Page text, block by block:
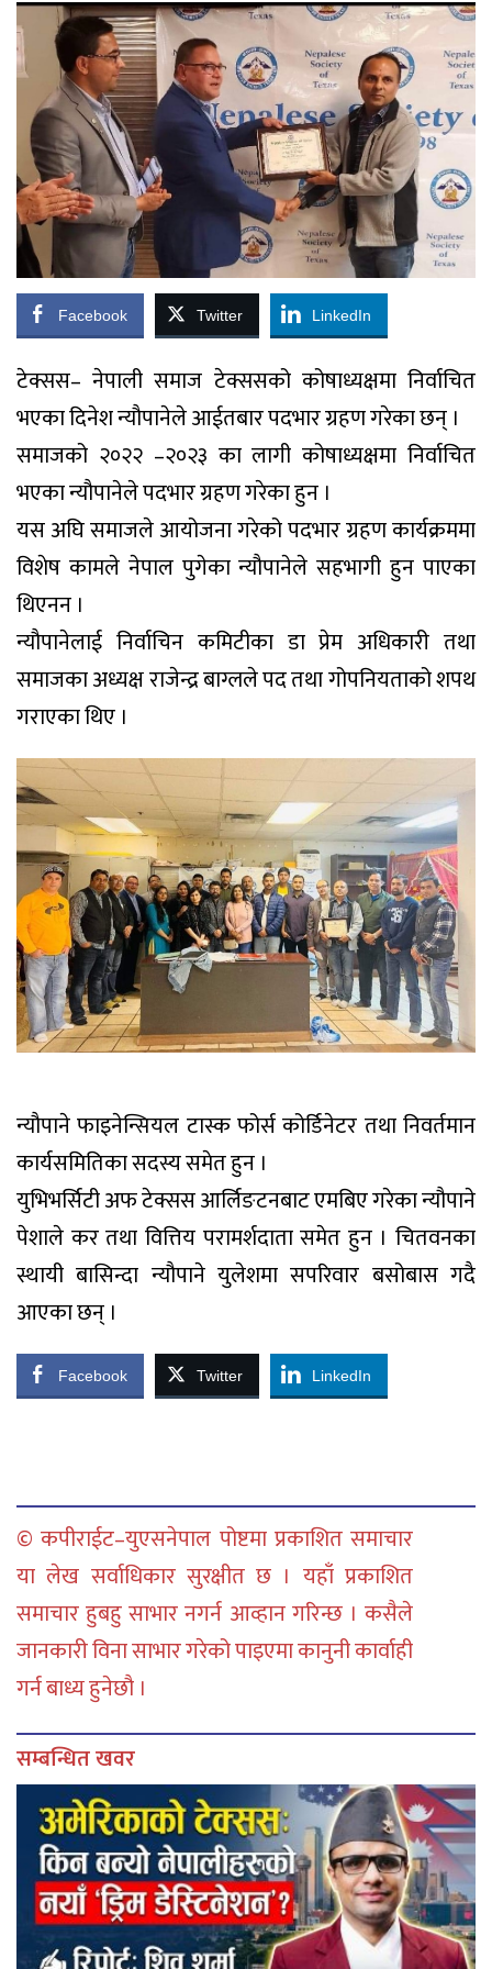
Facebook Twitter LinkedIn
टेक्सस– नेपाली समाज टेक्ससको कोषाध्यक्षमा निर्वाचित
भएका दिनेश न्यौपानेले आईतबार पदभार ग्रहण गरेका छन् ।
समाजको २०२२ –२०२३ का लागी कोषाध्यक्षमा निर्वाचित
भएका न्यौपानेले पदभार ग्रहण गरेका हुन ।
यस अघि समाजले आयोजना गरेको पदभार ग्रहण कार्यक्रममा
विशेष कामले नेपाल पुगेका न्यौपानेले सहभागी हुन पाएका
थिएनन ।
न्यौपानेलाई निर्वाचिन कमिटीका डा प्रेम अधिकारी तथा
समाजका अध्यक्ष राजेन्द्र बाग्लले पद तथा गोपनियताको शपथ
गराएका थिए ।
न्यौपाने फाइनेन्सियल टास्क फोर्स कोर्डिनेटर तथा निवर्तमान
कार्यसमितिका सदस्य समेत हुन ।
युभिभर्सिटी अफ टेक्सस आर्लिङटनबाट एमबिए गरेका न्यौपाने
पेशाले कर तथा वित्तिय परामर्शदाता समेत हुन । चितवनका
स्थायी बासिन्दा न्यौपाने युलेशमा सपरिवार बसोबास गदै
आएका छन् ।
Facebook Twitter LinkedIn
© कपीराईट–युएसनेपाल पोष्टमा प्रकाशित समाचार
या लेख सर्वाधिकार सुरक्षीत छ । यहाँ प्रकाशित
समाचार हुबहु साभार नगर्न आव्हान गरिन्छ । कसैले
जानकारी विना साभार गरेको पाइएमा कानुनी कार्वाही
गर्न बाध्य हुनेछौ ।
सम्बन्धित खवर